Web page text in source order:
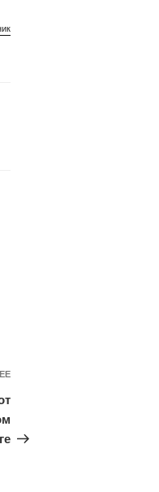
Следующая
запись